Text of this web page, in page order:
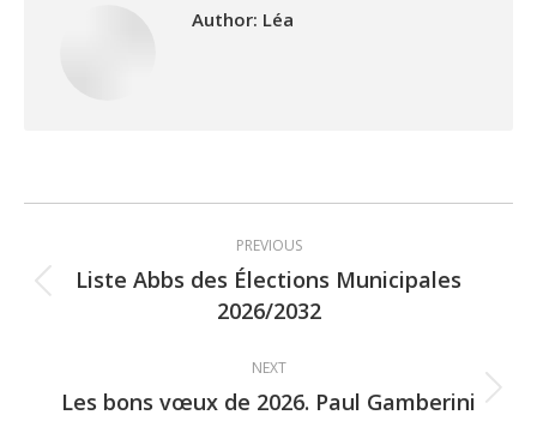
Author: Léa
navigation
PREVIOUS
Previous
post:
Liste Abbs des Élections Municipales
2026/2032
NEXT
Next
Les bons vœux de 2026. Paul Gamberini